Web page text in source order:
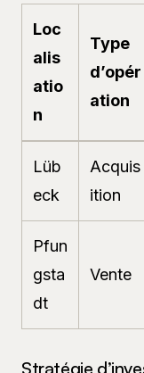
Loc
alis
atio
n
Type
d’opér
ation
Lüb
eck
Acquis
ition
Pfun
gsta
dt
Vente
Stratégie